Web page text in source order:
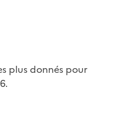
plus donnés pour